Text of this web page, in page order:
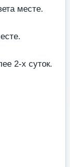
месте.
2-х суток.